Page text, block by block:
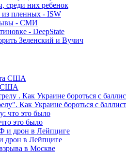
среди них ребенок
из пленных - ISW
- СМИ
- DeepState
Зеленский и Вучич
США
Как Украине бороться с
это было
дрон в Лейпциге